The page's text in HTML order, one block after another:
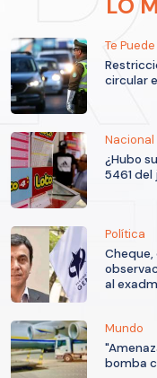
LO
Te
circular
Nacional
¿Hubo
5461
Política
al
Mundo
bomba